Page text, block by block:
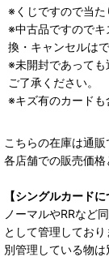
※くじですので当た
※中古品ですので
換・キャンセルは
※未開封であって
ご了承ください。
※キズ有のカードも
こちらの在庫は通販
各店舗での販売価格
【シングルカードに
ノーマルやRRなど
として管理しており
別管理している物